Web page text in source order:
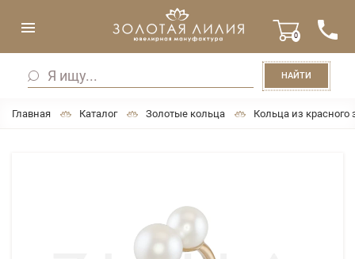
0
НАЙТИ
Главная Каталог Золотые кольца Кольца из красного